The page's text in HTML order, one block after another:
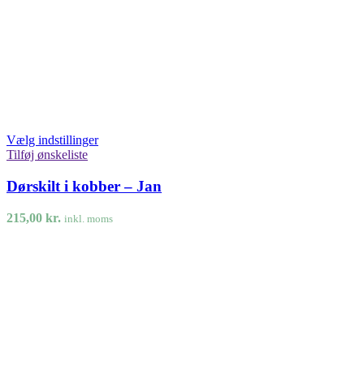
Vælg indstillinger
Tilføj ønskeliste
Dørskilt i kobber – Jan
215,00 kr. inkl. moms